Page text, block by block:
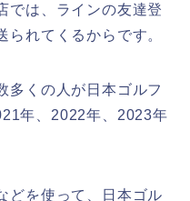
では、ラインの友達登
れてくるからです。
多くの人が日本ゴルフ
年、2022年、2023年
どを使って、日本ゴル